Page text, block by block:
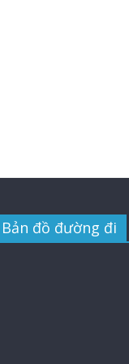
Bản đồ đường đi